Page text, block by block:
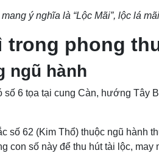
ý nghĩa là “Lộc Mãi”, lộc lá
trong phong
ngũ hành
6 tọa tại cung Càn, hướng Tây
62 (Kim Thổ) thuộc ngũ hành
con số này để thu hút tài lộc,